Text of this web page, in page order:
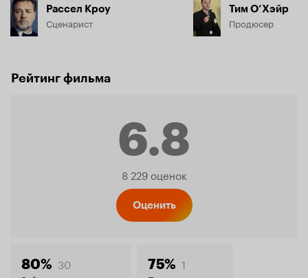
Рассел Кроу
Сценарист
Тим О’Хэйр
Продюсер
Рейтинг фильма
6.8
Рейтинг
8 229 оценок
Оценить
80% 30 75% 1